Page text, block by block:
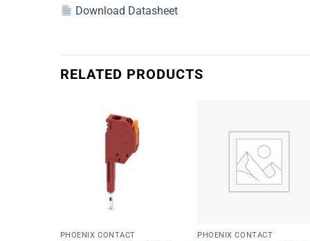
Download Datasheet
RELATED PRODUCTS
PHOENIX CONTACT PHOENIX CONTACT